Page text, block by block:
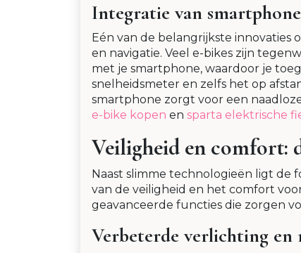
Integratie van
Eén van de belangrijkste innovaties
en navigatie. Veel e-bikes zijn
met je smartphone, waardoor je
snelheidsmeter en zelfs het op
smartphone zorgt voor een
e-bike kopen en sparta elektrische
Veiligheid en comfort:
Naast slimme technologieën ligt de
van de veiligheid en het comfort
geavanceerde functies die zorgen
Verbeterde verlichting en